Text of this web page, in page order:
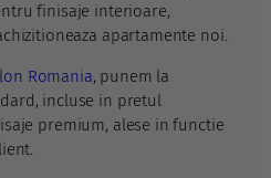
finisaje interioare,
apartamente noi.
Romania, punem la
incluse in pretul
premium, alese in functie